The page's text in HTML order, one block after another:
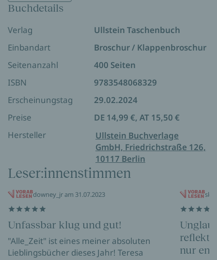
Buchdetails
Verlag
Ullstein Taschenbuch
Einbandart
Broschur / Klappenbroschur
Seitenanzahl
400 Seiten
ISBN
9783548068329
Erscheinungstag
29.02.2024
Preise
DE 14,99 €, AT 15,50 €
Hersteller
Ullstein Buchverlage
GmbH, Friedrichstraße 126,
10117 Berlin
Leser:innenstimmen
downey_jr am 31.07.2023
Unfassbar klug und gut!
"Alle_Zeit" ist eines meiner absoluten
Lieblingsbücher dieses Jahr! Teresa
nur